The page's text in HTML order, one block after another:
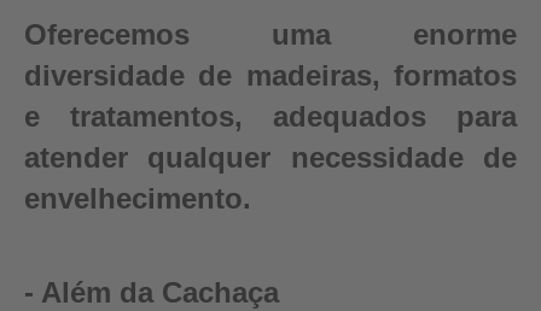
Oferecemos uma enorme
diversidade de madeiras, formatos
e tratamentos, adequados para
atender qualquer necessidade de
envelhecimento.
- Além da Cachaça